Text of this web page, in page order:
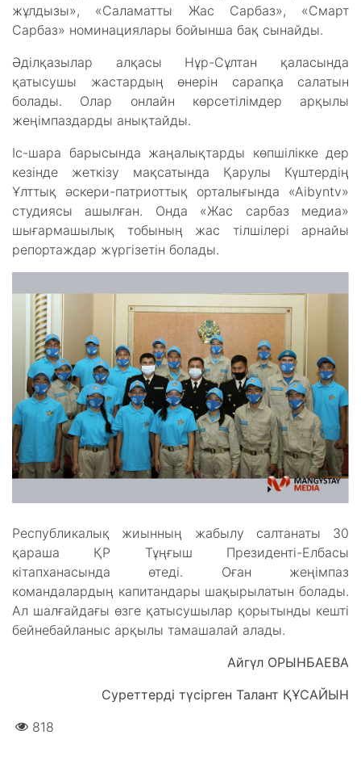
жұлдызы», «Саламатты Жас Сарбаз», «Смарт
Сарбаз» номинациялары бойынша бақ сынайды.
Әділқазылар алқасы Нұр-Сұлтан қаласында
қатысушы жастардың өнерін сарапқа салатын
болады. Олар онлайн көрсетілімдер арқылы
жеңімпаздарды анықтайды.
Іс-шара барысында жаңалықтарды көпшілікке дер
кезінде жеткізу мақсатында Қарулы Күштердің
Ұлттық әскери-патриоттық орталығында «Аibyntv»
студиясы ашылған. Онда «Жас сарбаз медиа»
шығармашылық тобының жас тілшілері арнайы
репортаждар жүргізетін болады.
Республикалық жиынның жабылу салтанаты 30
қараша ҚР Тұңғыш Президенті-Елбасы
кітапханасында өтеді. Оған жеңімпаз
командалардың капитандары шақырылатын болады.
Ал шалғайдағы өзге қатысушылар қорытынды кешті
бейнебайланыс арқылы тамашалай алады.
Айгүл ОРЫНБАЕВА
Суреттерді түсірген Талант ҚҰСАЙЫН
818